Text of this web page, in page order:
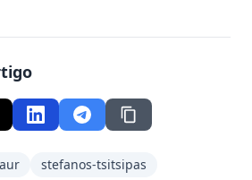
stefanos-tsitsipas